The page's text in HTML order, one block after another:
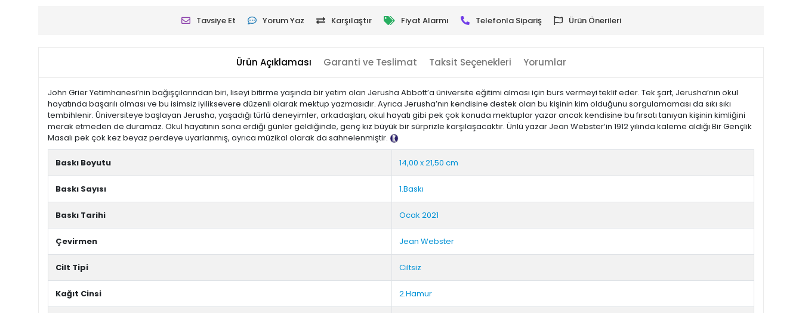
Tavsiye Et Yorum Yaz Karşılaştır Fiyat Alarmı Telefonla Sipariş Ürün Önerileri
Ürün Açıklaması Garanti ve Teslimat Taksit Seçenekleri Yorumlar
John Grier Yetimhanesi’nin bağışçılarından biri, liseyi bitirme yaşında bir yetim olan Jerusha Abbott’a üniversite eğitimi alması için burs vermeyi teklif eder. Tek şart, Jerusha’nın okul
hayatında başarılı olması ve bu isimsiz iyiliksevere düzenli olarak mektup yazmasıdır. Ayrıca Jerusha’nın kendisine destek olan bu kişinin kim olduğunu sorgulamaması da sıkı sıkı
tembihlenir. Üniversiteye başlayan Jerusha, yaşadığı türlü deneyimler, arkadaşları, okul hayatı gibi pek çok konuda mektuplar yazar ancak kendisine bu fırsatı tanıyan kişinin kimliğini
merak etmeden de duramaz. Okul hayatının sona erdiği günler geldiğinde, genç kız büyük bir sürprizle karşılaşacaktır. Ünlü yazar Jean Webster’in 1912 yılında kaleme aldığı Bir Gençlik
Masalı pek çok kez beyaz perdeye uyarlanmış, ayrıca müzikal olarak da sahnelenmiştir.
Tanıtım Metni
Baskı Boyutu 14,00 x 21,50 cm
Baskı Sayısı 1.Baskı
Baskı Tarihi Ocak 2021
Çevirmen Jean Webster
Cilt Tipi Ciltsiz
Kağıt Cinsi 2.Hamur